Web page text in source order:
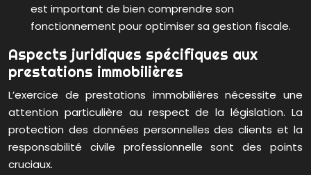
est important de bien comprendre son
fonctionnement pour optimiser sa gestion fiscale.
Aspects juridiques spécifiques aux
prestations immobilières
L’exercice de prestations immobilières nécessite une
attention particulière au respect de la législation. La
protection des données personnelles des clients et la
responsabilité civile professionnelle sont des points
cruciaux.